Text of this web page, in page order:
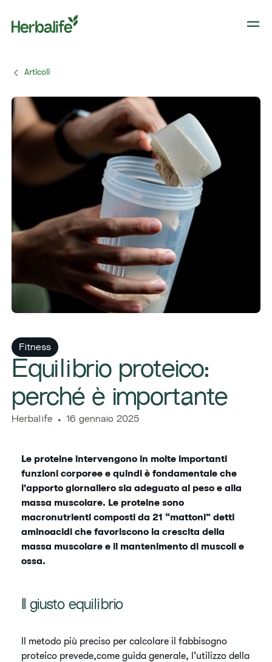
Articoli
Fitness
Equilibrio proteico:
perché è importante
Herbalife 16 gennaio 2025
Le proteine intervengono in molte importanti
funzioni corporee e quindi è fondamentale che
l'apporto giornaliero sia adeguato al peso e alla
massa muscolare. Le proteine sono
macronutrienti composti da 21 “mattoni” detti
aminoacidi che favoriscono la crescita della
massa muscolare e il mantenimento di muscoli e
ossa.
Il giusto equilibrio
Il metodo più preciso per calcolare il fabbisogno
proteico prevede,come guida generale, l’utilizzo della